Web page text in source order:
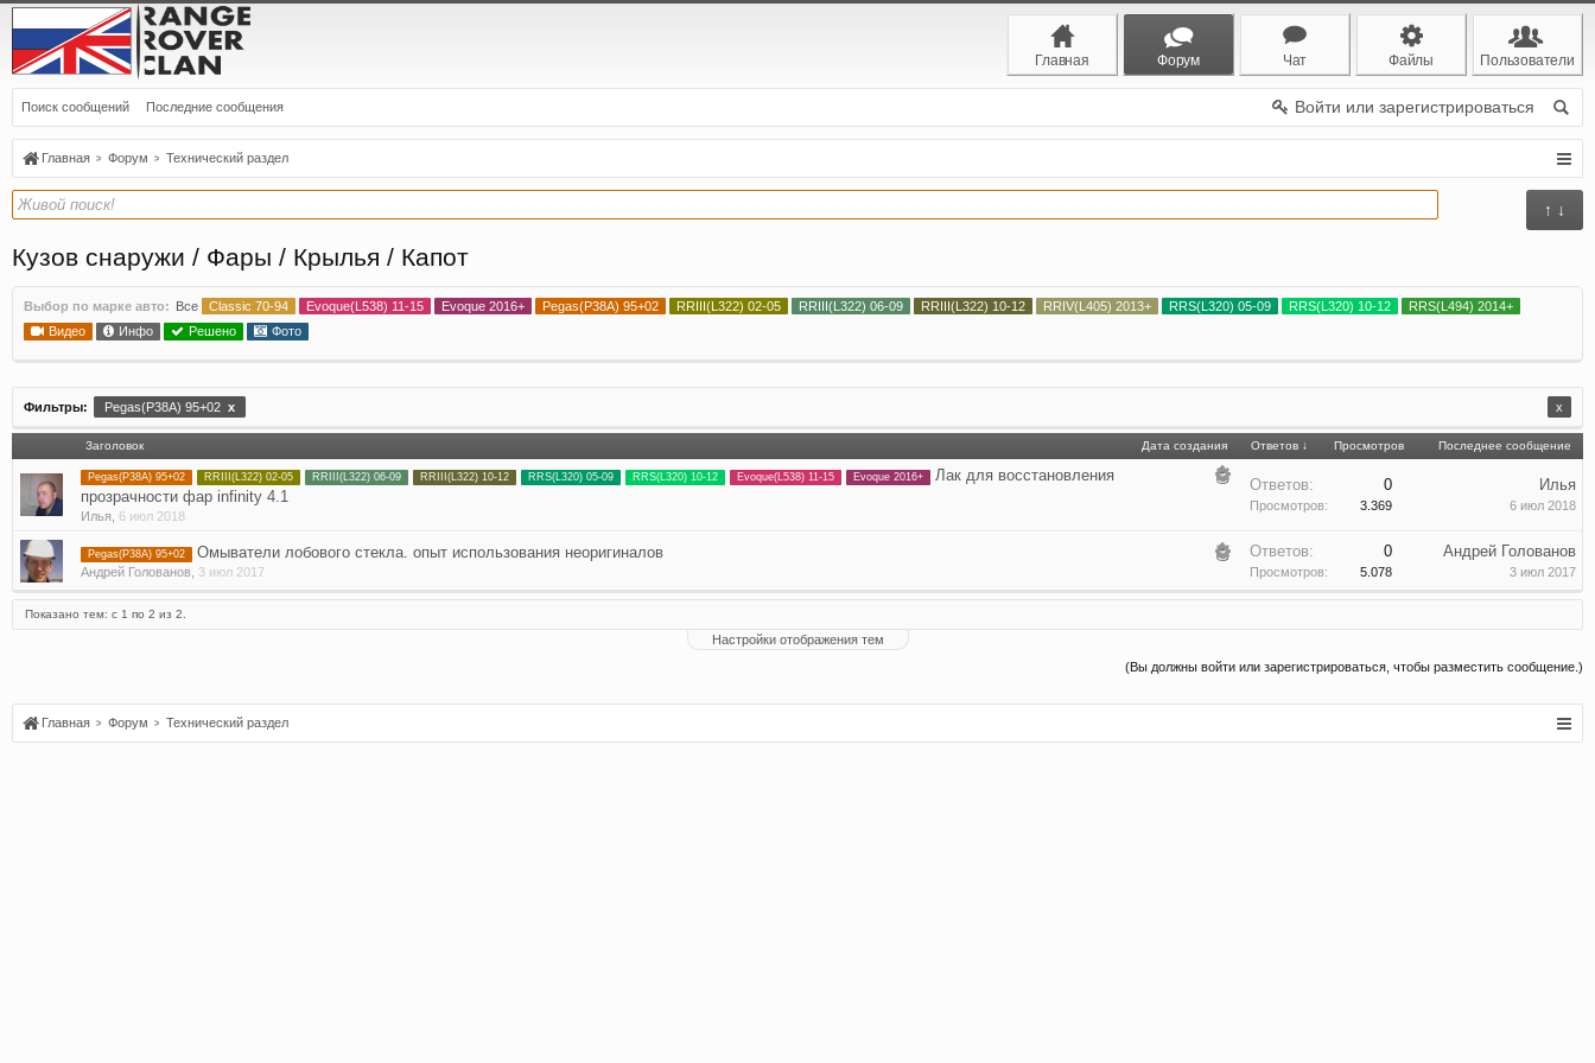
Главная Форум Чат Файлы Пользователи
Поиск сообщений Последние сообщения Войти или зарегистрироваться
Главная Форум Технический раздел
↑ ↓
Кузов снаружи / Фары / Крылья / Капот
Выбор по марке авто: Все Classic 70-94 Evoque(L538) 11-15 Evoque 2016+ Pegas(P38A) 95+02 RRIII(L322) 02-05 RRIII(L322) 06-09 RRIII(L322) 10-12 RRIV(L405) 2013+ RRS(L320) 05-09 RRS(L320) 10-12
RRS(L494) 2014+
Видео
Инфо Решено Фото
Фильтры: Pegas(P38A) 95+02 x x
Заголовок Дата создания Ответов ↓ Просмотров Последнее сообщение
Pegas(P38A) 95+02 RRIII(L322) 02-05 RRIII(L322) 06-09 RRIII(L322) 10-12 RRS(L320) 05-09 RRS(L320) 10-12 Evoque(L538) 11-15 Evoque 2016+
Лак для восстановления
прозрачности фар infinity 4.1
Илья 6 июл 2018
Ответов: 0
Просмотров: 3.369
Илья
6 июл 2018
Pegas(P38A) 95+02 Омыватели лобового стекла. опыт использования неоригиналов
Андрей Голованов 3 июл 2017
Ответов: 0
Просмотров: 5.078
Андрей Голованов
3 июл 2017
Показано тем: с 1 по 2 из 2.
Настройки отображения тем
(Вы должны войти или зарегистрироваться, чтобы разместить сообщение.)
Главная Форум Технический раздел